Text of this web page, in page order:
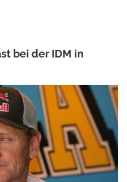
bei der IDM in